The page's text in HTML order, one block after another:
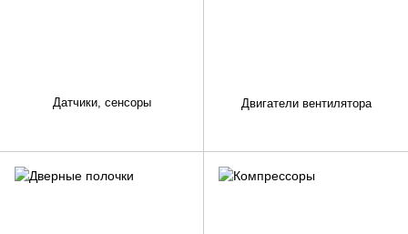
Датчики, сенсоры Двигатели вентилятора